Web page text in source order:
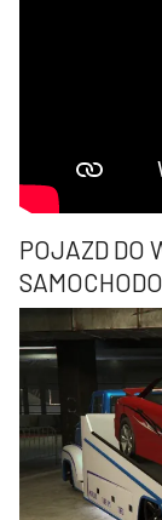
POJAZD DO